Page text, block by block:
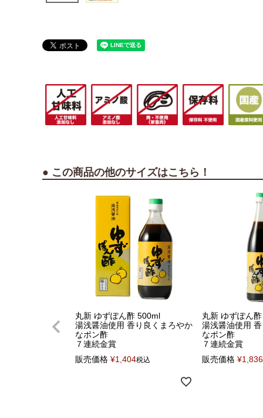
● この商品の他のサイズはこちら！
丸新 ゆずぽん酢 500ml
湯浅醤油使用 香り良くまろやか
なポン酢
７連続金賞
販売価格 ¥1,404税込
丸新 ゆずぽん
湯浅醤油使用
なポン酢
７連続金賞
販売価格 ¥1,836